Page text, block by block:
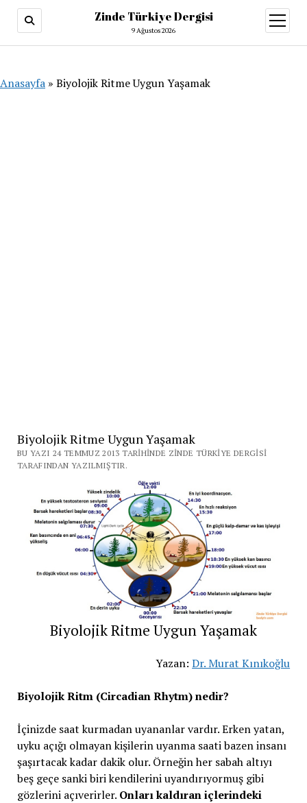
Zinde Türkiye Dergisi
9 Ağustos 2026
aç
Anasayfa » Biyolojik Ritme Uygun Yaşamak
Biyolojik Ritme Uygun Yaşamak
BU YAZI 24 TEMMUZ 2013 TARIHINDE ZINDE TÜRKIYE DERGISI
TARAFINDAN YAZILMIŞTIR.
Biyolojik Ritme Uygun Yaşamak
Yazan:Dr. Murat Kınıkoğlu
Biyolojik Ritm (Circadian Rhytm) nedir?
İçinizde saat kurmadan uyananlar vardır. Erken yatan,
uyku açığı olmayan kişilerin uyanma saati bazen insanı
şaşırtacak kadar dakik olur. Örneğin her sabah altıyı
beş geçe sanki biri kendilerini uyandırıyormuş gibi
gözlerini açıverirler. Onları kaldıran içlerindeki